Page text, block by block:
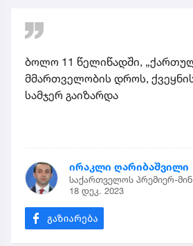
ბოლო 11 წელიწადში,
მმართველობის დროს,
სამჯერ გაიზარდა
ირაკლი ღარიბაშვილი
საქართველოს პრემიერ-
18 დეკ. 2023